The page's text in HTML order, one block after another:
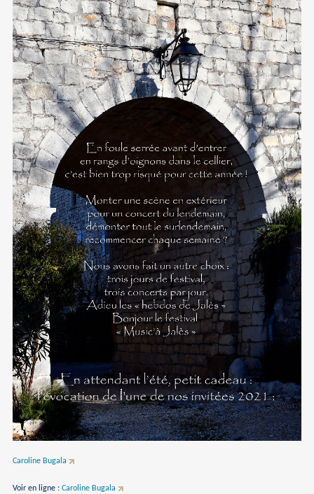
Caroline Bugala
Voir en ligne :Caroline Bugala